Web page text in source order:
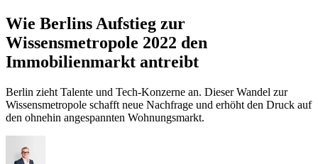
Wie Berlins Aufstieg zur
Wissensmetropole 2022 den
Immobilienmarkt antreibt
Berlin zieht Talente und Tech-Konzerne an. Dieser Wandel zur
Wissensmetropole schafft neue Nachfrage und erhöht den Druck auf
den ohnehin angespannten Wohnungsmarkt.